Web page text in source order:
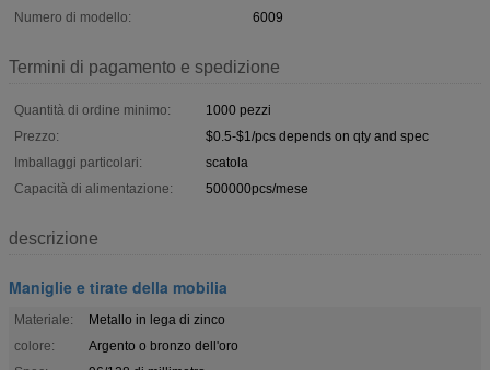
Numero di modello:
6009
Termini di pagamento e spedizione
Quantità di ordine minimo:
1000 pezzi
Prezzo:
$0.5-$1/pcs depends on qty and spec
Imballaggi particolari:
scatola
Capacità di alimentazione:
500000pcs/mese
descrizione
Maniglie e tirate della mobilia
Materiale:
Metallo in lega di zinco
colore:
Argento o bronzo dell'oro